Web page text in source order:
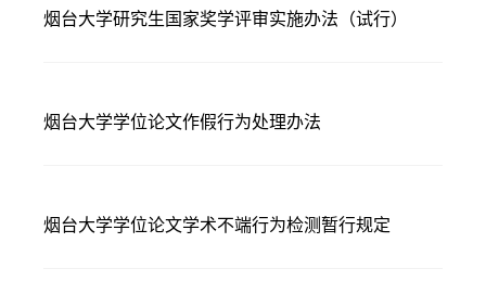
烟台大学研究生国家奖学评审实施办法（试行）
烟台大学学位论文作假行为处理办法
烟台大学学位论文学术不端行为检测暂行规定